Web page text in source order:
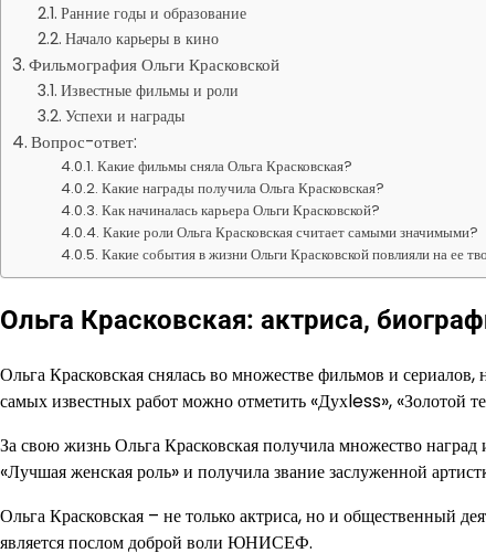
Ранние годы и образование
Начало карьеры в кино
Фильмография Ольги Красковской
Известные фильмы и роли
Успехи и награды
Вопрос-ответ:
Какие фильмы сняла Ольга Красковская?
Какие награды получила Ольга Красковская?
Как начиналась карьера Ольги Красковской?
Какие роли Ольга Красковская считает самыми значимыми?
Какие события в жизни Ольги Красковской повлияли на ее
Ольга Красковская: актриса,
Ольга Красковская снялась во множестве фильмов и
самых известных работ можно отметить «Духless», «Золотой
За свою жизнь Ольга Красковская получила множество
«Лучшая женская роль» и получила звание заслуженной
Ольга Красковская – не только актриса, но и общественный
является послом доброй воли ЮНИСЕФ.